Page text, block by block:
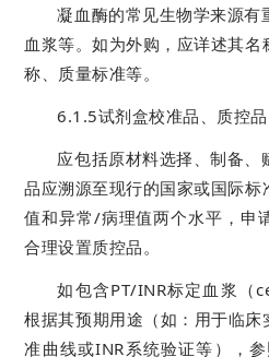
凝血酶的常见生物学来源
血浆等。如为外购，应详述其
称、质量标准等。
6.1.5试剂盒校准品、质控品
应包括原材料选择、制备
品应溯源至现行的国家或国际标
值和异常/病理值两个水平，申
合理设置质控品。
如包含PT/INR标定血浆（
根据其预期用途（如：用于临
准曲线或INR系统验证等），